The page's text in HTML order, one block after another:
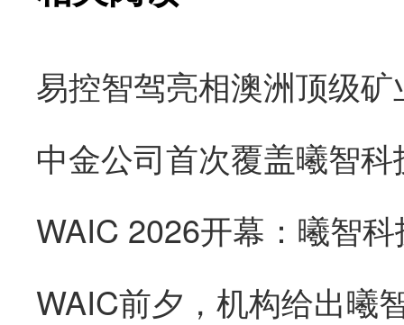
易控智驾亮相澳洲顶级
WAIC前夕，机构给出曦